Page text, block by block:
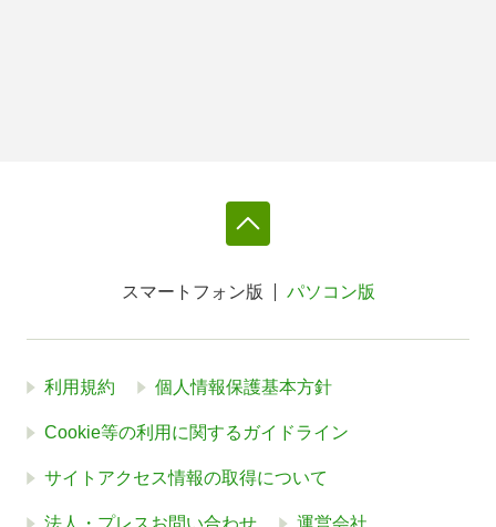
スマートフォン版 パソコン版
利用規約 個人情報保護基本方針
Cookie等の利用に関するガイドライン
サイトアクセス情報の取得について
法人・プレスお問い合わせ 運営会社